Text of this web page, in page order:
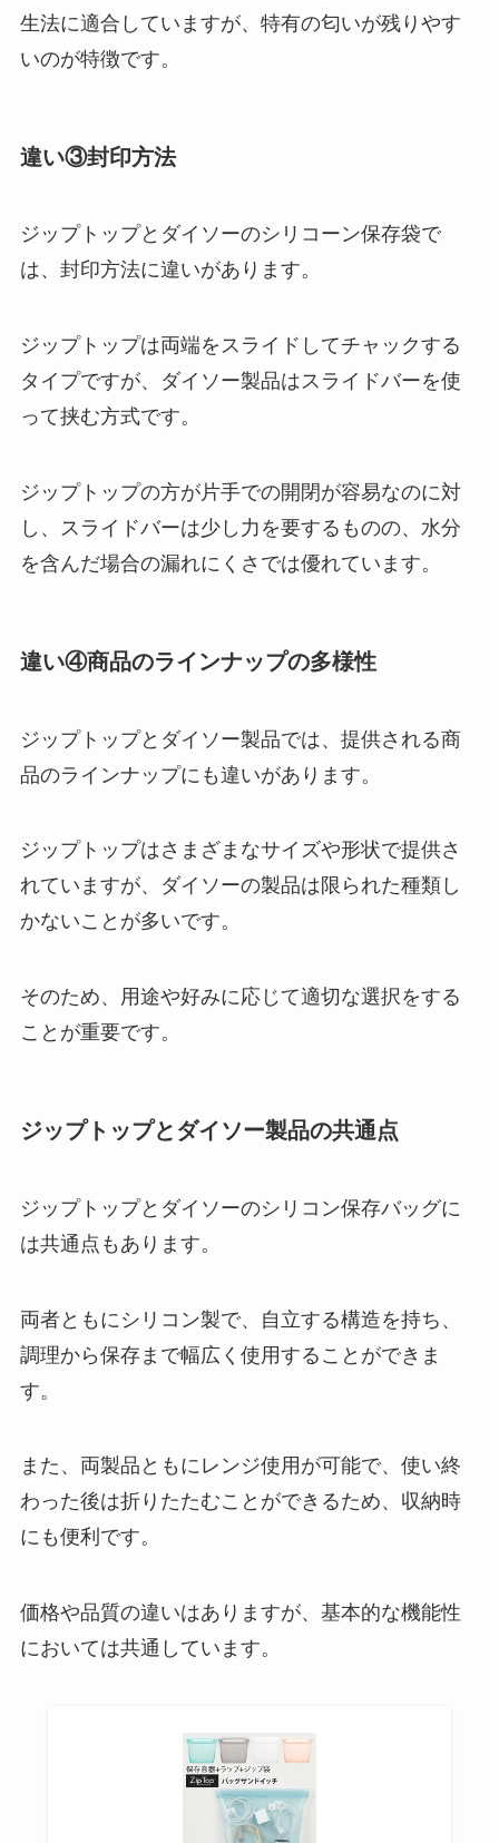
生法に適合していますが、特有の匂いが残りやす
いのが特徴です。
違い③封印方法
ジップトップとダイソーのシリコーン保存袋で
は、封印方法に違いがあります。
ジップトップは両端をスライドしてチャックする
タイプですが、ダイソー製品はスライドバーを使
って挟む方式です。
ジップトップの方が片手での開閉が容易なのに対
し、スライドバーは少し力を要するものの、水分
を含んだ場合の漏れにくさでは優れています。
違い④商品のラインナップの多様性
ジップトップとダイソー製品では、提供される商
品のラインナップにも違いがあります。
ジップトップはさまざまなサイズや形状で提供さ
れていますが、ダイソーの製品は限られた種類し
かないことが多いです。
そのため、用途や好みに応じて適切な選択をする
ことが重要です。
ジップトップとダイソー製品の共通点
ジップトップとダイソーのシリコン保存バッグに
は共通点もあります。
両者ともにシリコン製で、自立する構造を持ち、
調理から保存まで幅広く使用することができま
す。
また、両製品ともにレンジ使用が可能で、使い終
わった後は折りたたむことができるため、収納時
にも便利です。
価格や品質の違いはありますが、基本的な機能性
においては共通しています。